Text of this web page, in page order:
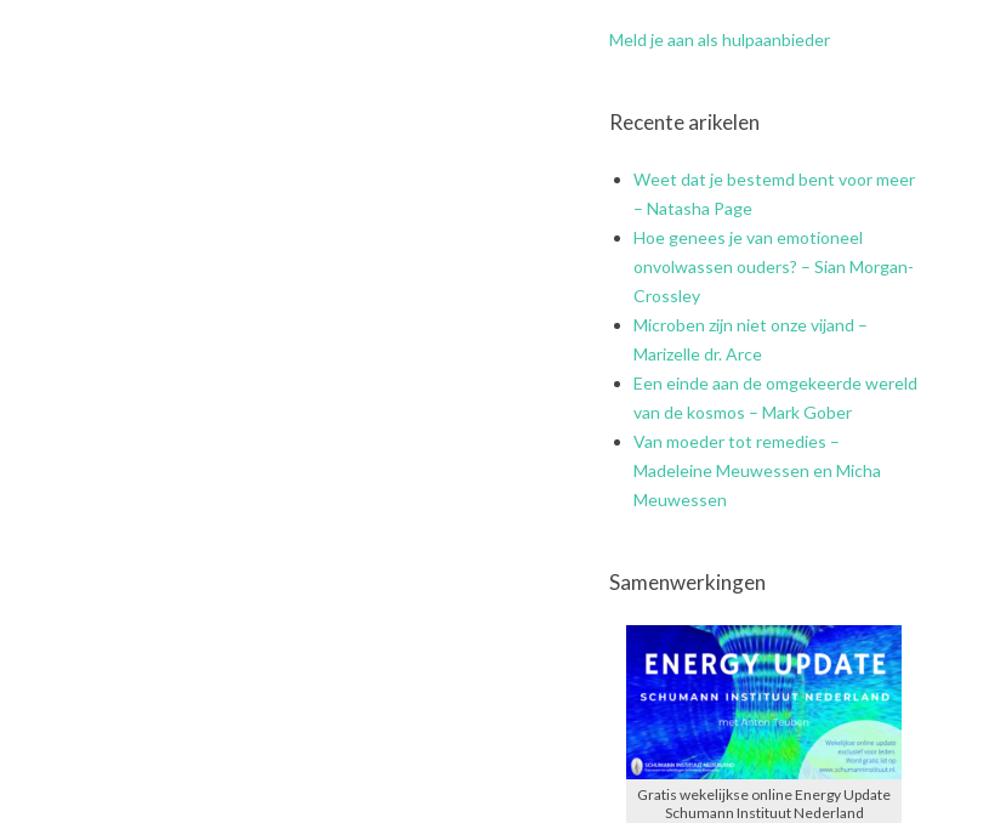
Meld je aan als hulpaanbieder
Recente arikelen
Weet dat je bestemd bent voor meer
– Natasha Page
Hoe genees je van emotioneel
onvolwassen ouders? – Sian Morgan-
Crossley
Microben zijn niet onze vijand –
Marizelle dr. Arce
Een einde aan de omgekeerde wereld
van de kosmos – Mark Gober
Van moeder tot remedies –
Madeleine Meuwessen en Micha
Meuwessen
Samenwerkingen
Gratis wekelijkse online Energy Update
Schumann Instituut Nederland